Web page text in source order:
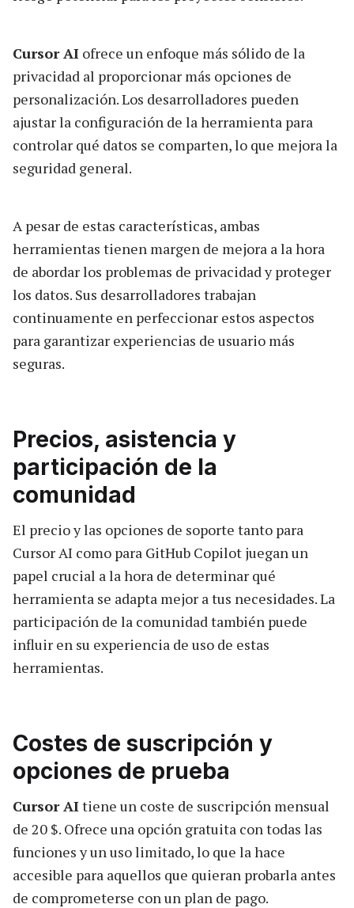
Cursor AI ofrece un enfoque más sólido de la
privacidad al proporcionar más opciones de
personalización. Los desarrolladores pueden
ajustar la configuración de la herramienta para
controlar qué datos se comparten, lo que mejora la
seguridad general.
A pesar de estas características, ambas
herramientas tienen margen de mejora a la hora
de abordar los problemas de privacidad y proteger
los datos. Sus desarrolladores trabajan
continuamente en perfeccionar estos aspectos
para garantizar experiencias de usuario más
seguras.
Precios, asistencia y
participación de la
comunidad
El precio y las opciones de soporte tanto para
Cursor AI como para GitHub Copilot juegan un
papel crucial a la hora de determinar qué
herramienta se adapta mejor a tus necesidades. La
participación de la comunidad también puede
influir en su experiencia de uso de estas
herramientas.
Costes de suscripción y
opciones de prueba
Cursor AItiene un coste de suscripción mensual
de 20 $. Ofrece una opción gratuita con todas las
funciones y un uso limitado, lo que la hace
accesible para aquellos que quieran probarla antes
de comprometerse con un plan de pago.